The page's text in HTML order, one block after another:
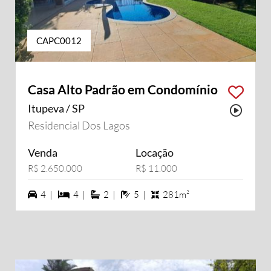
CAPC0012
Casa Alto Padrão em Condomínio
Itupeva / SP
Residencial Dos Lagos
Venda
R$ 2.650.000
Locação
R$ 11.000
4 vagas na garagem
4 | 4 dormiórios
4 | 2 suítes
2 | 5 banheiros
5 | 281m²